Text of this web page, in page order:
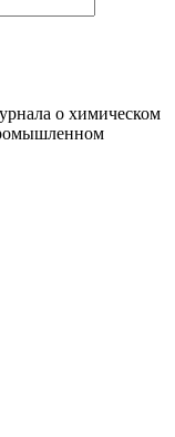
о химическом